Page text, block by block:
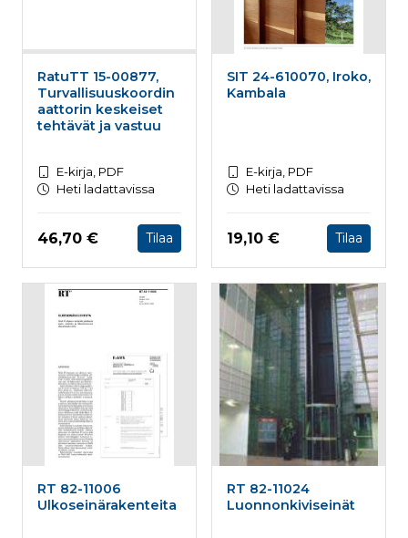
RatuTT 15-00877,
Turvallisuuskoordin
aattorin keskeiset
tehtävät ja vastuu
E-kirja, PDF
Heti ladattavissa
Hinta nyt
46,70 € Tilaa
SIT 24-610070, Iroko,
Kambala
E-kirja, PDF
Heti ladattavissa
Hinta nyt
19,10 € Tilaa
RT 82-11006
Ulkoseinärakenteita
RT 82-11024
Luonnonkiviseinät